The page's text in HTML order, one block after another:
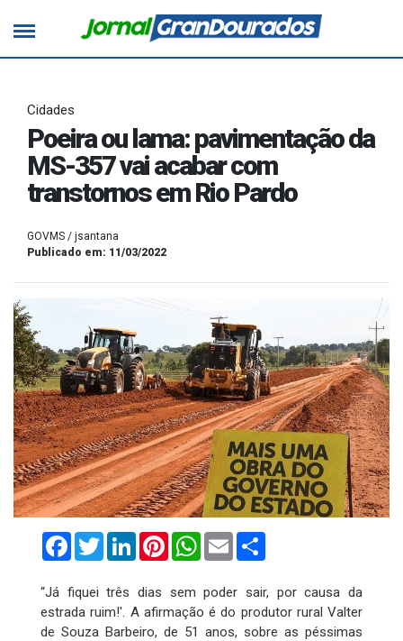
Cidades
Poeira ou lama: pavimentação da
MS-357 vai acabar com
transtornos em Rio Pardo
GOVMS / jsantana
Publicado em: 11/03/2022
FacebookTwitterLinkedInPinterestWhatsApp
Email
“Já fiquei três dias sem poder sair, por causa da
estrada ruim!'. A afirmação é do produtor rural Valter
de Souza Barbeiro, de 51 anos, sobre as péssimas